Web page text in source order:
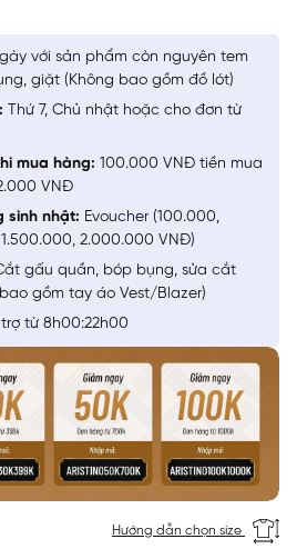
Hướng dẫn chọn size
với sản phẩm còn nguyên tem
giặt (Không bao gồm đồ lót)
Thứ 7, Chủ nhật hoặc cho đơn từ
mua hàng: 100.000 VNĐ tiền mua
VNĐ
sinh nhật: Evoucher (100.000,
2.000.000 VNĐ)
gấu quần, bóp bụng, sửa cắt
gồm tay áo Vest/Blazer)
trợ từ 8h00:22h00